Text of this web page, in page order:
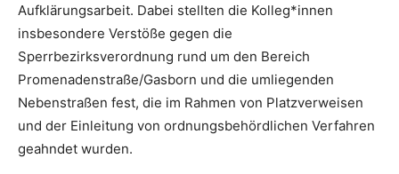
Aufklärungsarbeit. Dabei stellten die Kolleg*innen
insbesondere Verstöße gegen die
Sperrbezirksverordnung rund um den Bereich
Promenadenstraße/Gasborn und die umliegenden
Nebenstraßen fest, die im Rahmen von Platzverweisen
und der Einleitung von ordnungsbehördlichen Verfahren
geahndet wurden.